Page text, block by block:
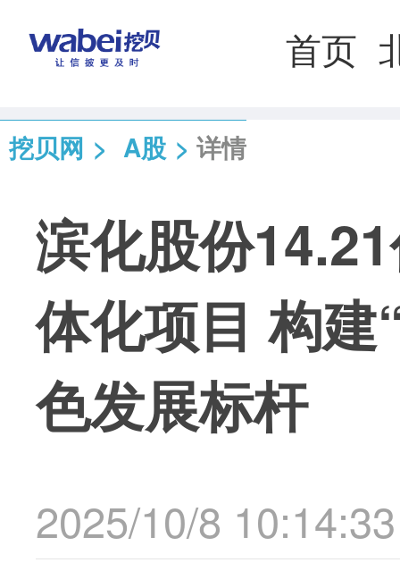
首页
挖贝网 > A股 > 详情
滨化股份
体化项目 构建
色发展标杆
2025/10/8 10:14:33